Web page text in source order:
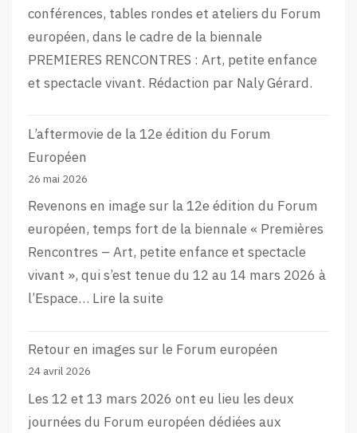
conférences, tables rondes et ateliers du Forum
européen, dans le cadre de la biennale
PREMIERES RENCONTRES : Art, petite enfance
et spectacle vivant. Rédaction par Naly Gérard.
L’aftermovie de la 12e édition du Forum
Européen
26 mai 2026
Revenons en image sur la 12e édition du Forum
européen, temps fort de la biennale « Premières
Rencontres – Art, petite enfance et spectacle
vivant », qui s’est tenue du 12 au 14 mars 2026 à
l’Espace… Lire la suite
de
12e
édition
Retour en images sur le Forum européen
24 avril 2026
Les 12 et 13 mars 2026 ont eu lieu les deux
journées du Forum européen dédiées aux